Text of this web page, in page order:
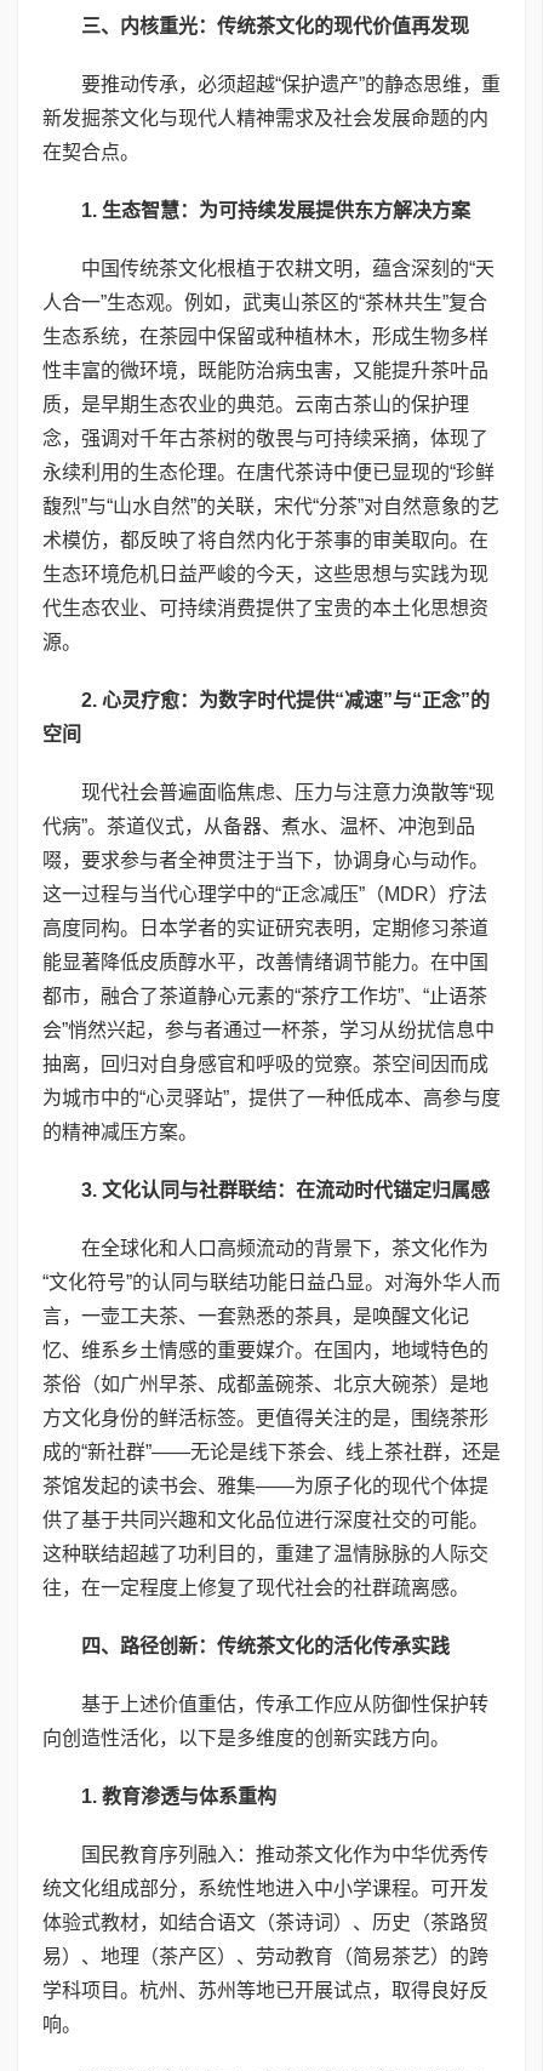
三、内核重光：传统茶文化的现代价值再发现
要推动传承，必须超越“保护遗产”的静态思维，重
新发掘茶文化与现代人精神需求及社会发展命题的内
在契合点。
1. 生态智慧：为可持续发展提供东方解决方案
中国传统茶文化根植于农耕文明，蕴含深刻的“天
人合一”生态观。例如，武夷山茶区的“茶林共生”复合
生态系统，在茶园中保留或种植林木，形成生物多样
性丰富的微环境，既能防治病虫害，又能提升茶叶品
质，是早期生态农业的典范。云南古茶山的保护理
念，强调对千年古茶树的敬畏与可持续采摘，体现了
永续利用的生态伦理。在唐代茶诗中便已显现的“珍鲜
馥烈”与“山水自然”的关联，宋代“分茶”对自然意象的艺
术模仿，都反映了将自然内化于茶事的审美取向。在
生态环境危机日益严峻的今天，这些思想与实践为现
代生态农业、可持续消费提供了宝贵的本土化思想资
源。
2. 心灵疗愈：为数字时代提供“减速”与“正念”的
空间
现代社会普遍面临焦虑、压力与注意力涣散等“现
代病”。茶道仪式，从备器、煮水、温杯、冲泡到品
啜，要求参与者全神贯注于当下，协调身心与动作。
这一过程与当代心理学中的“正念减压”（MDR）疗法
高度同构。日本学者的实证研究表明，定期修习茶道
能显著降低皮质醇水平，改善情绪调节能力。在中国
都市，融合了茶道静心元素的“茶疗工作坊”、“止语茶
会”悄然兴起，参与者通过一杯茶，学习从纷扰信息中
抽离，回归对自身感官和呼吸的觉察。茶空间因而成
为城市中的“心灵驿站”，提供了一种低成本、高参与度
的精神减压方案。
3. 文化认同与社群联结：在流动时代锚定归属感
在全球化和人口高频流动的背景下，茶文化作为
“文化符号”的认同与联结功能日益凸显。对海外华人而
言，一壶工夫茶、一套熟悉的茶具，是唤醒文化记
忆、维系乡土情感的重要媒介。在国内，地域特色的
茶俗（如广州早茶、成都盖碗茶、北京大碗茶）是地
方文化身份的鲜活标签。更值得关注的是，围绕茶形
成的“新社群”——无论是线下茶会、线上茶社群，还是
茶馆发起的读书会、雅集——为原子化的现代个体提
供了基于共同兴趣和文化品位进行深度社交的可能。
这种联结超越了功利目的，重建了温情脉脉的人际交
往，在一定程度上修复了现代社会的社群疏离感。
四、路径创新：传统茶文化的活化传承实践
基于上述价值重估，传承工作应从防御性保护转
向创造性活化，以下是多维度的创新实践方向。
1. 教育渗透与体系重构
国民教育序列融入：推动茶文化作为中华优秀传
统文化组成部分，系统性地进入中小学课程。可开发
体验式教材，如结合语文（茶诗词）、历史（茶路贸
易）、地理（茶产区）、劳动教育（简易茶艺）的跨
学科项目。杭州、苏州等地已开展试点，取得良好反
响。